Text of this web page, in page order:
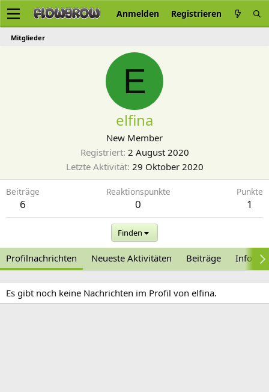
Anmelden Registrieren
Mitglieder
E
elfina
New Member
Registriert 2 August 2020
Letzte Aktivität 29 Oktober 2020
Beiträge
6
Reaktionspunkte
0
Punkte
1
Finden
Profilnachrichten Neueste Aktivitäten Beiträge
Es gibt noch keine Nachrichten im Profil von elfina.